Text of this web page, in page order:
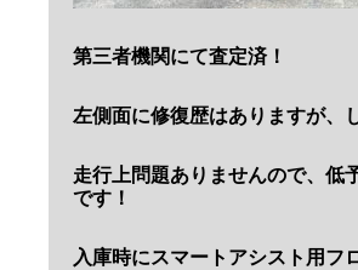
第三者機関にて査定済！
左側面に修復歴はありますが、
走行上問題ありませんので、低
です！
入庫時にスマートアシスト用フ